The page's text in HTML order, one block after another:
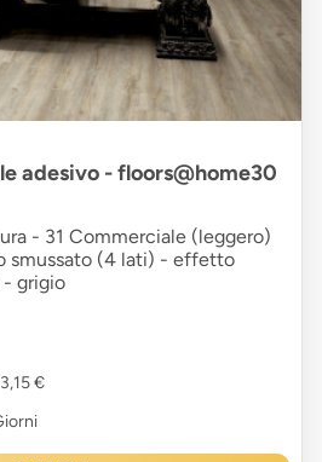
adesivo - floors@home30
- 31 Commerciale (leggero)
smussato (4 lati) - effetto
- grigio
€